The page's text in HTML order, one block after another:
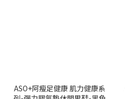
ASO+阿瘦足健康 肌力健康系